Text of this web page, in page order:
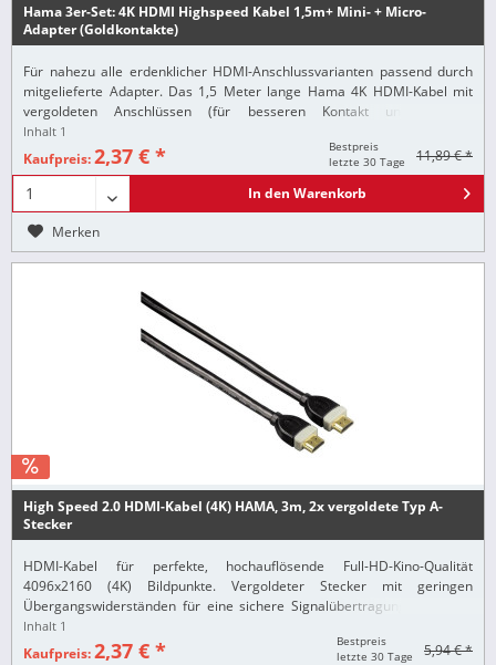
Hama 3er-Set: 4K HDMI Highspeed Kabel 1,5m+ Mini- + Micro-
Adapter (Goldkontakte)
Für nahezu alle erdenklicher HDMI-Anschlussvarianten passend durch
mitgelieferte Adapter. Das 1,5 Meter lange Hama 4K HDMI-Kabel mit
vergoldeten Anschlüssen (für besseren Kontakt und längere
Lebensdauer) sorgt für hochauflösende...
Inhalt 1
Kaufpreis:2,37 € * 11,89 € *
Bestpreis
letzte 30 Tage
In den Warenkorb
Merken
High Speed 2.0 HDMI-Kabel (4K) HAMA, 3m, 2x vergoldete Typ A-
Stecker
HDMI-Kabel für perfekte, hochauflösende Full-HD-Kino-Qualität
4096x2160 (4K) Bildpunkte. Vergoldeter Stecker mit geringen
Übergangswiderständen für eine sichere Signalübertragung. Doppelte
Abschirmung für eine optimale Reduzierung von...
Inhalt 1
Kaufpreis:2,37 € * 5,94 € *
Bestpreis
letzte 30 Tage